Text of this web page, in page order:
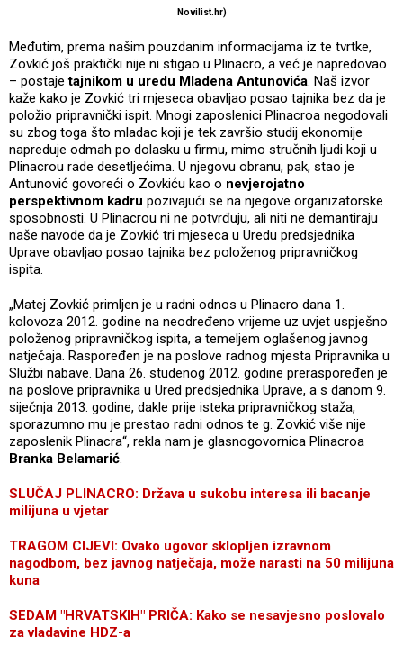
Novilist.hr)
Međutim, prema našim pouzdanim informacijama iz te tvrtke,
Zovkić još praktički nije ni stigao u Plinacro, a već je napredovao
– postajetajnikom u uredu Mladena Antunovića. Naš izvor
kaže kako je Zovkić tri mjeseca obavljao posao tajnika bez da je
položio pripravnički ispit. Mnogi zaposlenici Plinacroa negodovali
su zbog toga što mladac koji je tek završio studij ekonomije
napreduje odmah po dolasku u firmu, mimo stručnih ljudi koji u
Plinacrou rade desetljećima. U njegovu obranu, pak, stao je
Antunović govoreći o Zovkiću kao o nevjerojatno
perspektivnom kadru pozivajući se na njegove organizatorske
sposobnosti. U Plinacrou ni ne potvrđuju, ali niti ne demantiraju
naše navode da je Zovkić tri mjeseca u Uredu predsjednika
Uprave obavljao posao tajnika bez položenog pripravničkog
ispita.
„Matej Zovkić primljen je u radni odnos u Plinacro dana 1.
kolovoza 2012. godine na neodređeno vrijeme uz uvjet uspješno
položenog pripravničkog ispita, a temeljem oglašenog javnog
natječaja. Raspoređen je na poslove radnog mjesta Pripravnika u
Službi nabave. Dana 26. studenog 2012. godine preraspoređen je
na poslove pripravnika u Ured predsjednika Uprave, a s danom 9.
siječnja 2013. godine, dakle prije isteka pripravničkog staža,
sporazumno mu je prestao radni odnos te g. Zovkić više nije
zaposlenik Plinacra“, rekla nam je glasnogovornica Plinacroa
Branka Belamarić.
SLUČAJ PLINACRO: Država u sukobu interesa ili bacanje
milijuna u vjetar
TRAGOM CIJEVI: Ovako ugovor sklopljen izravnom
nagodbom, bez javnog natječaja, može narasti na 50 milijuna
kuna
SEDAM "HRVATSKIH" PRIČA: Kako se nesavjesno poslovalo
za vladavine HDZ-a